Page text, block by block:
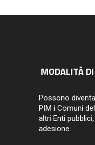
MODALITÀ
Possono
PIM i Comuni
altri Enti
adesione.